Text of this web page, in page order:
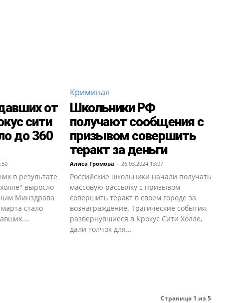
от
сити
до 360
в результате
выросло
Минздрава
стало
Криминал
Школьники РФ
получают сообщения с
призывом совершить
теракт за деньги
Алиса Громова - 26.03.2024 13:07
Российские школьники начали получать
массовую рассылку с призывом
совершить теракт в своем городе за
вознаграждение. Трагические события,
развернувшиеся в Крокус Сити Холле,
дали толчок для...
Страница 1 из 5